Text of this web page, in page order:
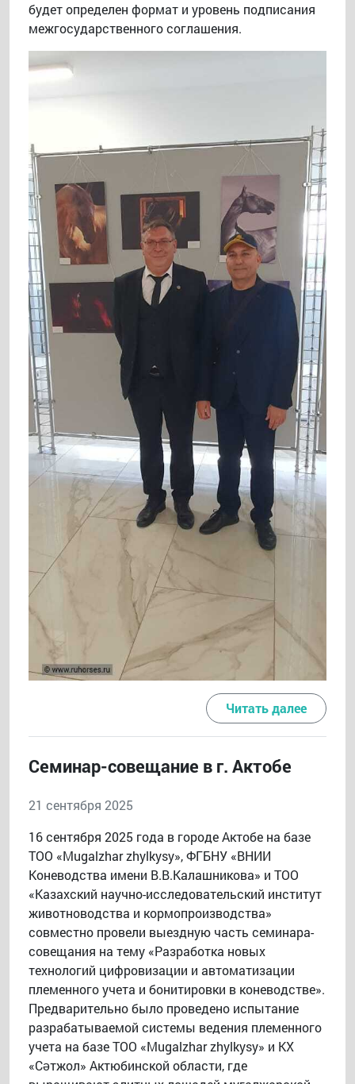
будет определен формат и уровень подписания
межгосударственного соглашения.
Читать далее
Семинар-совещание в г. Актобе
21 сентября 2025
16 сентября 2025 года в городе Актобе на базе
ТОО «Mugalzhar zhylkysy», ФГБНУ «ВНИИ
Коневодства имени В.В.Калашникова» и ТОО
«Казахский научно-исследовательский институт
животноводства и кормопроизводства»
совместно провели выездную часть семинара-
совещания на тему «Разработка новых
технологий цифровизации и автоматизации
племенного учета и бонитировки в коневодстве».
Предварительно было проведено испытание
разрабатываемой системы ведения племенного
учета на базе ТОО «Mugalzhar zhylkysy» и КХ
«Сәтжол» Актюбинской области, где